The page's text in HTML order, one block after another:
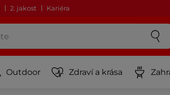
2. jakost Kariéra
Outdoor Zdraví a krása